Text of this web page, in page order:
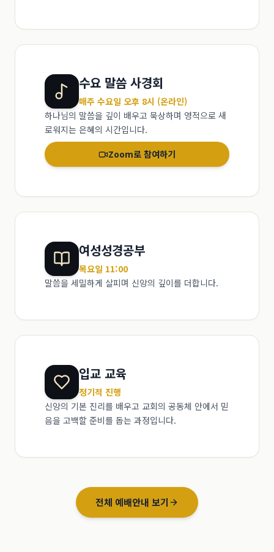
수요 말씀 사경회
매주 수요일 오후 8시 (온라인)
하나님의 말씀을 깊이 배우고 묵상하며 영적으로 새
로워지는 은혜의 시간입니다.
Zoom로 참여하기
여성성경공부
목요일 11:00
말씀을 세밀하게 살피며 신앙의 깊이를 더합니다.
입교 교육
정기적 진행
신앙의 기본 진리를 배우고 교회의 공동체 안에서 믿
음을 고백할 준비를 돕는 과정입니다.
전체 예배안내 보기